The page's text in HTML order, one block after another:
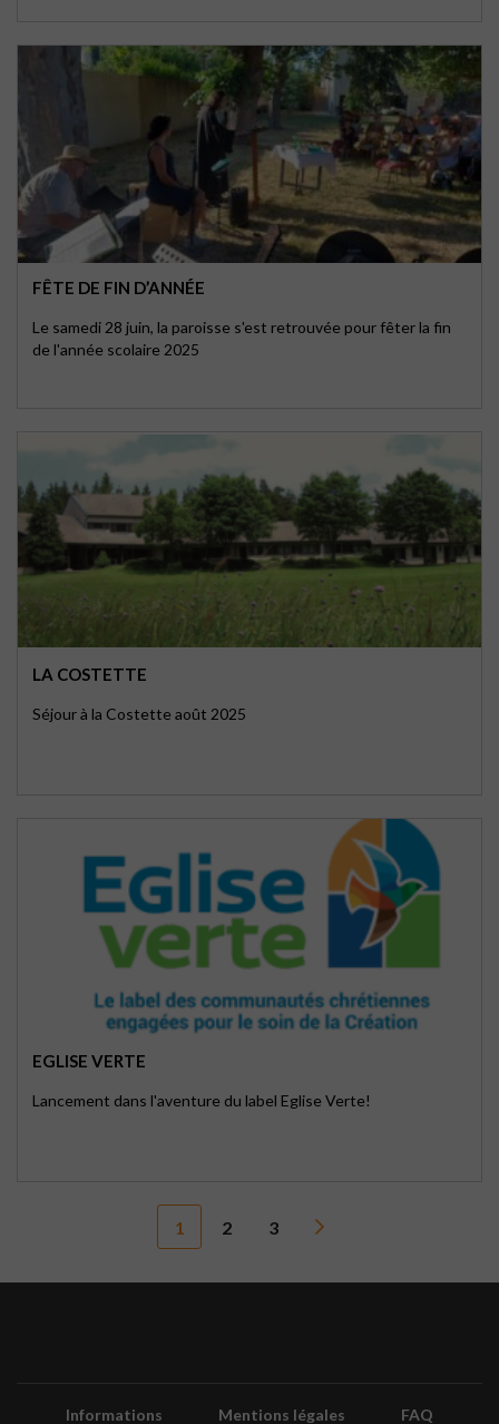
FÊTE DE FIN D’ANNÉE
Le samedi 28 juin, la paroisse s'est retrouvée pour fêter la fin
de l'année scolaire 2025
LA COSTETTE
Séjour à la Costette août 2025
EGLISE VERTE
Lancement dans l'aventure du label Eglise Verte!
1 2 3
Informations Mentions légales FAQ